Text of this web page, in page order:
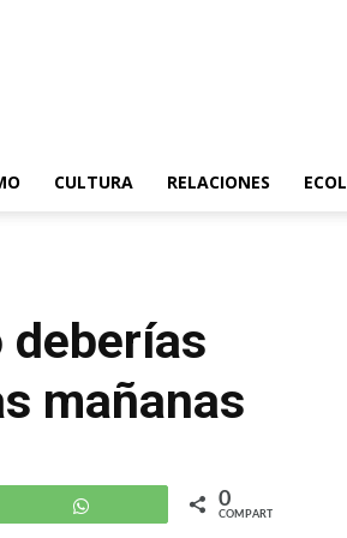
CULTURA RELACIONES
en...
deberías
mañanas
0
COMPARTIR